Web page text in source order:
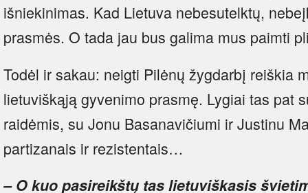
išniekinimas. Kad Lietuva nebesutelktų,
prasmės. O tada jau bus galima mus paimti
Todėl ir sakau: neigti Pilėnų žygdarbį reiškia
lietuviškąją gyvenimo prasmę. Lygiai tas pat
raidėmis, su Jonu Basanavičiumi ir Justinu
partizanais ir rezistentais…
– O kuo pasireikštų tas lietuviškasis